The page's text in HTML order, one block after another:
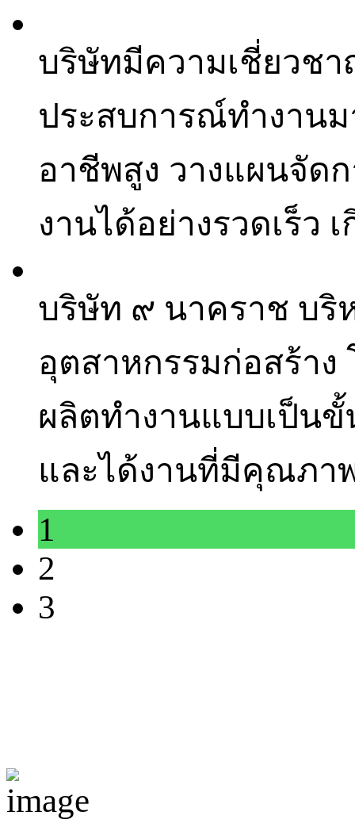
บริษัทมีความเชี่ยวชา
ประสบการณ์ทำงาน
อาชีพสูง วางแผนจัด
งานได้อย่างรวดเร็ว
บริษัท ๙ นาคราช บริ
อุตสาหกรรมก่อสร้าง
ผลิตทำงานแบบเป็น
และได้งานที่มีคุณภา
1
2
3